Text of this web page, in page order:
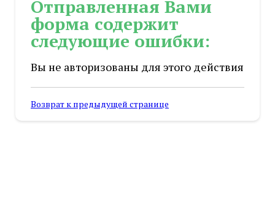
Отправленная Вами
форма содержит
следующие ошибки:
Вы не авторизованы для этого действия
Возврат к предыдущей странице